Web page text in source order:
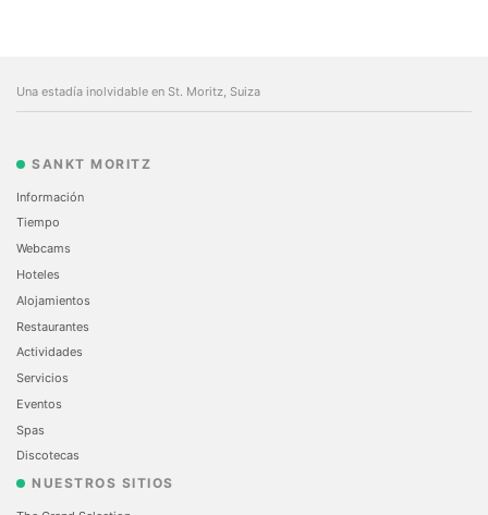
Una estadía inolvidable en St. Moritz, Suiza
SANKT MORITZ
Información
Tiempo
Webcams
Hoteles
Alojamientos
Restaurantes
Actividades
Servicios
Eventos
Spas
Discotecas
NUESTROS SITIOS